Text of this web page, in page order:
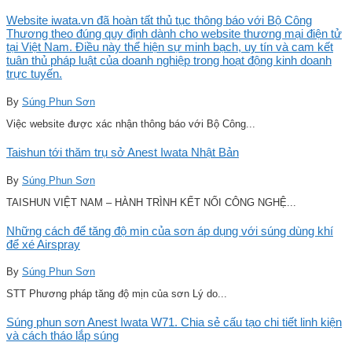
Website iwata.vn đã hoàn tất thủ tục thông báo với Bộ Công
Thương theo đúng quy định dành cho website thương mại điện tử
tại Việt Nam. Điều này thể hiện sự minh bạch, uy tín và cam kết
tuân thủ pháp luật của doanh nghiệp trong hoạt động kinh doanh
trực tuyến.
By Súng Phun Sơn
Việc website được xác nhận thông báo với Bộ Công...
Taishun tới thăm trụ sở Anest Iwata Nhật Bản
By Súng Phun Sơn
TAISHUN VIỆT NAM – HÀNH TRÌNH KẾT NỐI CÔNG NGHỆ...
Những cách để tăng độ mịn của sơn áp dụng với súng dùng khí
để xé Airspray
By Súng Phun Sơn
STT Phương pháp tăng độ mịn của sơn Lý do...
Súng phun sơn Anest Iwata W71. Chia sẻ cấu tạo chi tiết linh kiện
và cách tháo lắp súng